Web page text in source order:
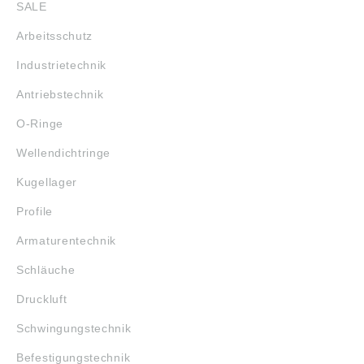
SALE
Arbeitsschutz
Industrietechnik
Antriebstechnik
O-Ringe
Wellendichtringe
Kugellager
Profile
Armaturentechnik
Schläuche
Druckluft
Schwingungstechnik
Befestigungstechnik